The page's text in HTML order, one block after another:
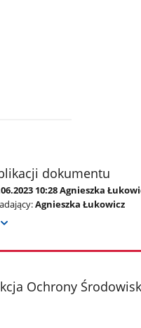
dokumentu
10:28 Agnieszka
Agnieszka Łukowicz
Ochrony